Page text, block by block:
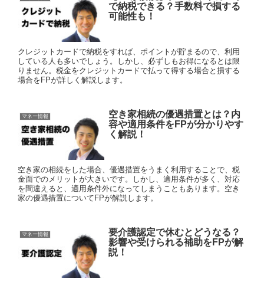
で納税できる？手数料で損する
可能性も！
クレジットカードで納税をすれば、ポイントが貯まるので、利用
している人も多いでしょう。しかし、必ずしもお得になるとは限
りません。税金をクレジットカードで払って得する場合と損する
場合をFPが詳しく解説します。
マネー情報
空き家相続の優遇措置とは？内
容や適用条件をFPが分かりやす
く解説！
空き家の相続をした場合、優遇措置をうまく利用することで、税
金面でのメリットが大きいです。しかし、適用条件が多く、対応
を間違えると、適用条件外になってしまうこともあります。空き
家の優遇措置についてFPが解説します。
マネー情報
要介護認定で休むとどうなる？
影響や受けられる補助をFPが解
説！